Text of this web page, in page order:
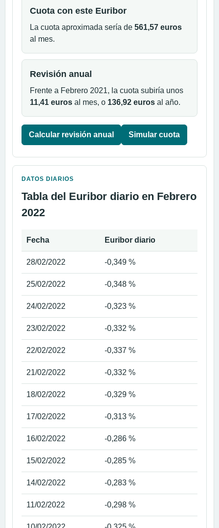
Cuota con este Euribor
La cuota aproximada sería de 561,57 euros
al mes.
Revisión anual
Frente a Febrero 2021, la cuota subiría unos
11,41 euros al mes, o 136,92 euros al año.
Calcular revisión anual Simular cuota
DATOS DIARIOS
Tabla del Euribor diario en Febrero
2022
Fecha Euribor diario
28/02/2022 -0,349 %
25/02/2022 -0,348 %
24/02/2022 -0,323 %
23/02/2022 -0,332 %
22/02/2022 -0,337 %
21/02/2022 -0,332 %
18/02/2022 -0,329 %
17/02/2022 -0,313 %
16/02/2022 -0,286 %
15/02/2022 -0,285 %
14/02/2022 -0,283 %
11/02/2022 -0,298 %